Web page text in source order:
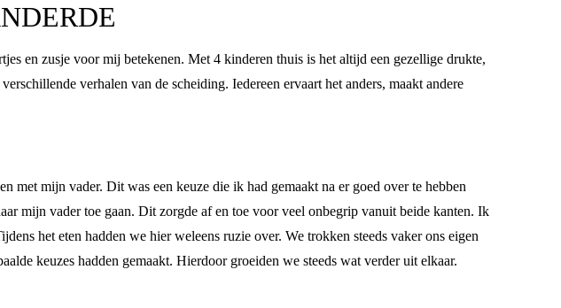
en zusje voor mij betekenen. Met 4 kinderen thuis is het altijd een gezellige drukte,
verhalen van de scheiding. Iedereen ervaart het anders, maakt andere
met mijn vader. Dit was een keuze die ik had gemaakt na er goed over te hebben
mijn vader toe gaan. Dit zorgde af en toe voor veel onbegrip vanuit beide kanten. Ik
het eten hadden we hier weleens ruzie over. We trokken steeds vaker ons eigen
keuzes hadden gemaakt. Hierdoor groeiden we steeds wat verder uit elkaar.